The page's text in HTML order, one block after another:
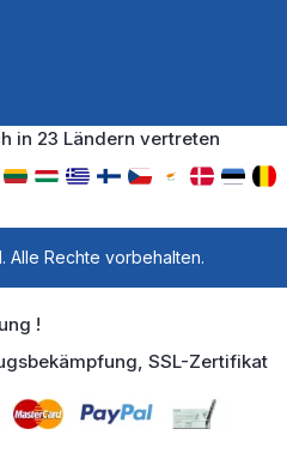
in 23 Ländern vertreten
Alle Rechte vorbehalten.
!
SSL-Zertifikat